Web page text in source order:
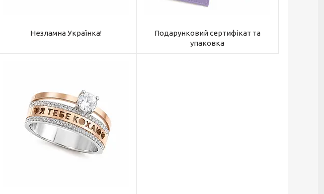
Незламна Українка!
Подарунковий сертифікат та
упаковка